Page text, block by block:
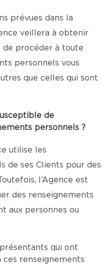
prévues dans la
veillera à obtenir
procéder à toute
personnels vous
que celles qui sont
de
personnels ?
utilise les
de ses Clients pour des
l’Agence est
des renseignements
aux personnes ou
qui ont
ces renseignements